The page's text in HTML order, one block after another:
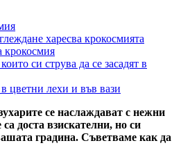
харесва крокосмията
крокосмия
си струва да се засадят в
цветни лехи и във вази
се наслаждават с нежни
доста взискателни, но си
градина. Съветваме как да